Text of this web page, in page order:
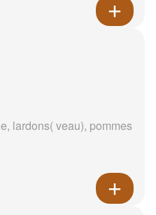
lardons( veau), pommes